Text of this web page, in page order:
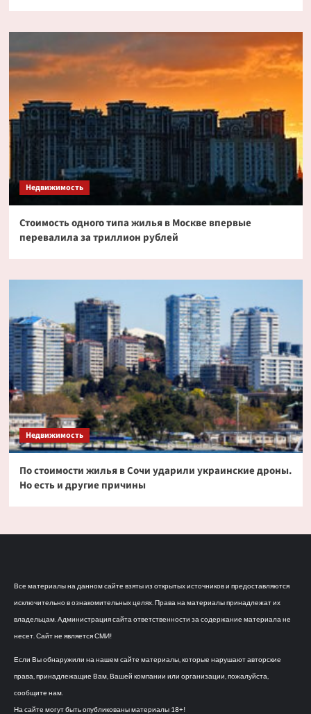
Недвижимость
Стоимость одного типа жилья в Москве впервые
перевалила за триллион рублей
Недвижимость
По стоимости жилья в Сочи ударили украинские дроны.
Но есть и другие причины
Все материалы на данном сайте взяты из открытых источников и предоставляются
исключительно в ознакомительных целях. Права на материалы принадлежат их
владельцам. Администрация сайта ответственности за содержание материала не
несет. Сайт не является СМИ!
Если Вы обнаружили на нашем сайте материалы, которые нарушают авторские
права, принадлежащие Вам, Вашей компании или организации, пожалуйста,
сообщите нам.
На сайте могут быть опубликованы материалы 18+!